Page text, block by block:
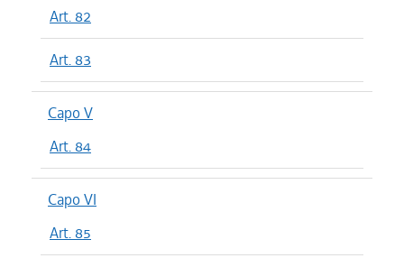
Art. 82
Art. 83
Capo V
Art. 84
Capo VI
Art. 85